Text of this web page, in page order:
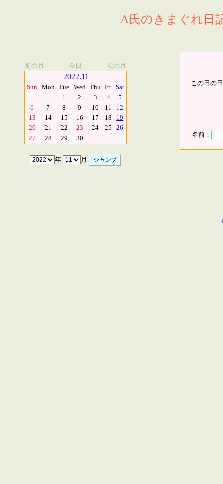
A氏のきまぐれ日
前の月 今日 次の月
2022.11
Sun Mon Tue Wed Thu Fri Sat
1
2 3 4
5
6
7 8 9 10 11
12
13
14 15 16 17 18
19
20
21 22 23 24 25
26
27
28 29 30
年 月
この日の
名前：